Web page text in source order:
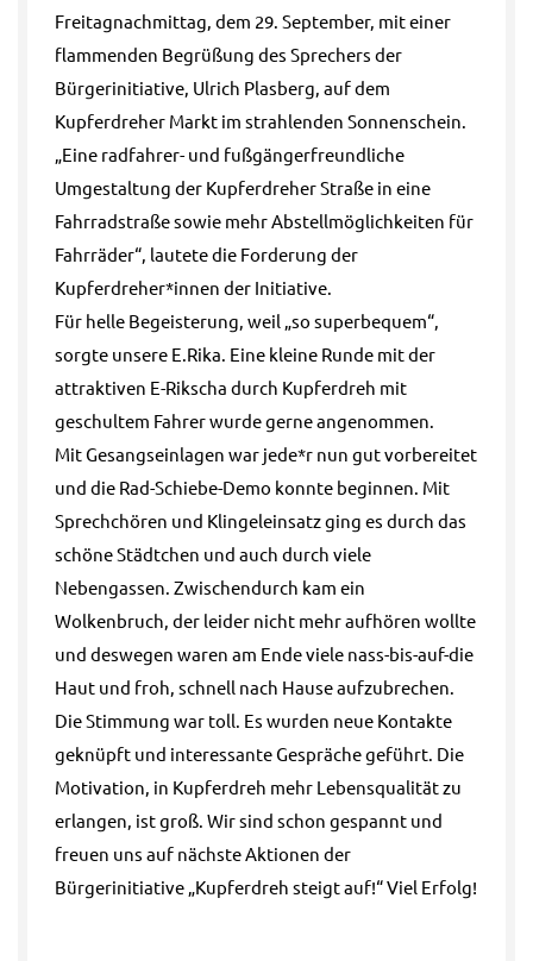
Freitagnachmittag, dem 29. September, mit einer
flammenden Begrüßung des Sprechers der
Bürgerinitiative, Ulrich Plasberg, auf dem
Kupferdreher Markt im strahlenden Sonnenschein.
„Eine radfahrer- und fußgängerfreundliche
Umgestaltung der Kupferdreher Straße in eine
Fahrradstraße sowie mehr Abstellmöglichkeiten für
Fahrräder“, lautete die Forderung der
Kupferdreher*innen der Initiative.
Für helle Begeisterung, weil „so superbequem“,
sorgte unsere E.Rika. Eine kleine Runde mit der
attraktiven E-Rikscha durch Kupferdreh mit
geschultem Fahrer wurde gerne angenommen.
Mit Gesangseinlagen war jede*r nun gut vorbereitet
und die Rad-Schiebe-Demo konnte beginnen. Mit
Sprechchören und Klingeleinsatz ging es durch das
schöne Städtchen und auch durch viele
Nebengassen. Zwischendurch kam ein
Wolkenbruch, der leider nicht mehr aufhören wollte
und deswegen waren am Ende viele nass-bis-auf-die
Haut und froh, schnell nach Hause aufzubrechen.
Die Stimmung war toll. Es wurden neue Kontakte
geknüpft und interessante Gespräche geführt. Die
Motivation, in Kupferdreh mehr Lebensqualität zu
erlangen, ist groß. Wir sind schon gespannt und
freuen uns auf nächste Aktionen der
Bürgerinitiative „Kupferdreh steigt auf!“ Viel Erfolg!